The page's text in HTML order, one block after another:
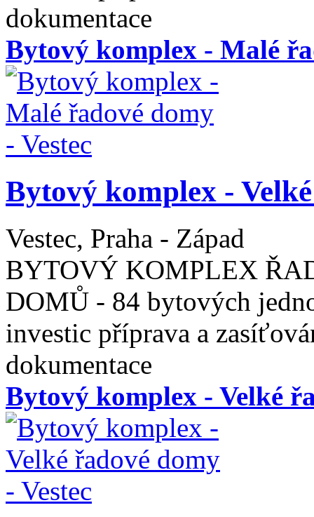
dokumentace
Bytový komplex - Malé
Bytový komplex -
Vestec, Praha - Západ
BYTOVÝ KOMPLEX
DOMŮ - 84 bytových
investic příprava a
dokumentace
Bytový komplex - Velké